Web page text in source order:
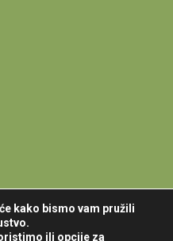
kako bismo vam pružili
ili opcije za